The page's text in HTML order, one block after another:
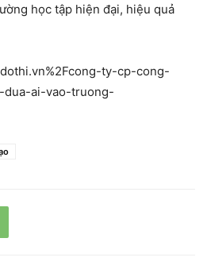
học tập hiện đại, hiệu quả
ty-cp-cong-
ai-vao-truong-